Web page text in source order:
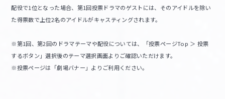
配役で1位となった場合、第1回投票ドラマのゲストには、そのアイドルを除い
た得票数で上位2名のアイドルがキャスティングされます。
※第1回、第2回のドラマテーマや配役については、「投票ページTop ＞ 投票
するボタン」選択後のテーマ選択画面よりご確認いただけます。
※投票ページは「劇場バナー」よりご利用ください。